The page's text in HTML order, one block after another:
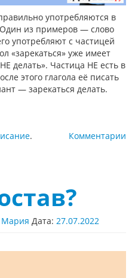
употребляются в
из примеров — слово
употребляют с частицей
«зарекаться» уже имеет
делать». Частица НЕ есть в
этого глагола её писать
— зарекаться делать.
Комментарии
.
Мария Дата: 27.07.2022